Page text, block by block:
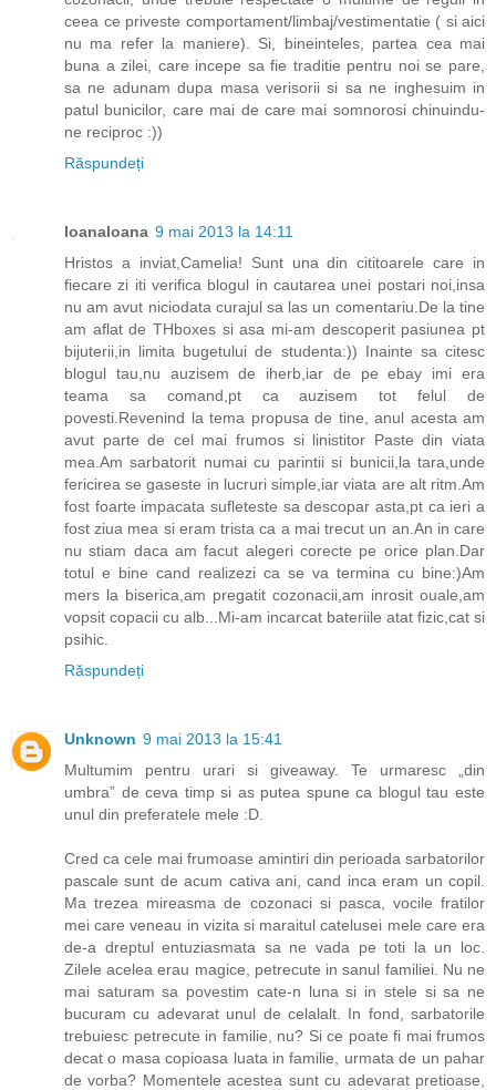
ceea ce priveste comportament/limbaj/vestimentatie ( si aici
nu ma refer la maniere). Si, bineinteles, partea cea mai
buna a zilei, care incepe sa fie traditie pentru noi se pare,
sa ne adunam dupa masa verisorii si sa ne inghesuim in
patul bunicilor, care mai de care mai somnorosi chinuindu-
ne reciproc :))
Răspundeți
IoanaIoana 9 mai 2013 la 14:11
Hristos a inviat,Camelia! Sunt una din cititoarele care in
fiecare zi iti verifica blogul in cautarea unei postari noi,insa
nu am avut niciodata curajul sa las un comentariu.De la tine
am aflat de THboxes si asa mi-am descoperit pasiunea pt
bijuterii,in limita bugetului de studenta:)) Inainte sa citesc
blogul tau,nu auzisem de iherb,iar de pe ebay imi era
teama sa comand,pt ca auzisem tot felul de
povesti.Revenind la tema propusa de tine, anul acesta am
avut parte de cel mai frumos si linistitor Paste din viata
mea.Am sarbatorit numai cu parintii si bunicii,la tara,unde
fericirea se gaseste in lucruri simple,iar viata are alt ritm.Am
fost foarte impacata sufleteste sa descopar asta,pt ca ieri a
fost ziua mea si eram trista ca a mai trecut un an.An in care
nu stiam daca am facut alegeri corecte pe orice plan.Dar
totul e bine cand realizezi ca se va termina cu bine:)Am
mers la biserica,am pregatit cozonacii,am inrosit ouale,am
vopsit copacii cu alb...Mi-am incarcat bateriile atat fizic,cat si
psihic.
Răspundeți
Unknown 9 mai 2013 la 15:41
Multumim pentru urari si giveaway. Te urmaresc „din
umbra” de ceva timp si as putea spune ca blogul tau este
unul din preferatele mele :D.
Cred ca cele mai frumoase amintiri din perioada sarbatorilor
pascale sunt de acum cativa ani, cand inca eram un copil.
Ma trezea mireasma de cozonaci si pasca, vocile fratilor
mei care veneau in vizita si maraitul catelusei mele care era
de-a dreptul entuziasmata sa ne vada pe toti la un loc.
Zilele acelea erau magice, petrecute in sanul familiei. Nu ne
mai saturam sa povestim cate-n luna si in stele si sa ne
bucuram cu adevarat unul de celalalt. In fond, sarbatorile
trebuiesc petrecute in familie, nu? Si ce poate fi mai frumos
decat o masa copioasa luata in familie, urmata de un pahar
de vorba? Momentele acestea sunt cu adevarat pretioase,